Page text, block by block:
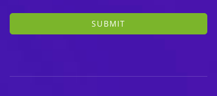
SUBMIT